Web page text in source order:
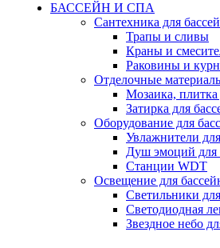
БАССЕЙН И СПА
Сантехника для
Трапы и сливы
Краны и
Раковины и
Отделочные
Мозаика, плитка
Затирка для
Оборудование для
Увлажнители
Душ эмоций для
Станции WDT
Освещение для
Светильники
Светодиодная
Звездное небо